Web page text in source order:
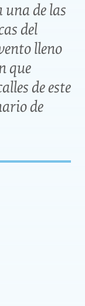
una de las
del
lleno
que
de este
de